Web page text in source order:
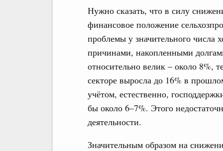
Нужно сказать, что в силу
финансовое положение
проблемы у значительного числа
причинами, накопленными
относительно велик – около 8%,
секторе выросла до 16% в
учётом, естественно,
бы около 6–7%. Этого
деятельности.
Значительным образом на